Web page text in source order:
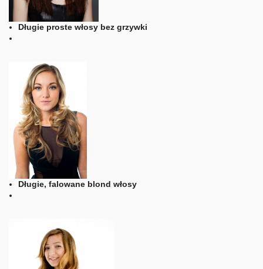
Długie proste włosy bez grzywki
Długie, falowane blond włosy